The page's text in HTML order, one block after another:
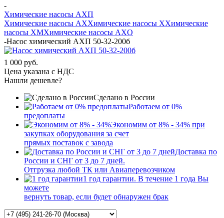
-
Химические насосы АХП
Химические насосы AXХимические насосы XХимические
насосы XМХимические насосы AXО
-Насос химический АХП 50-32-200б
1 000 руб.
Цена указана с НДС
Нашли дешевле?
Сделано в России
Работаем от 0%
предоплаты
Экономим от 8% - 34% при
закупках оборудования за счет
прямых поставок с завода
Доставка по
России и СНГ от 3 до 7 дней.
Отгрузка любой ТК или Авиаперевозчиком
1 год гарантии. В течение 1 года Вы
можете
вернуть товар, если будет обнаружен брак